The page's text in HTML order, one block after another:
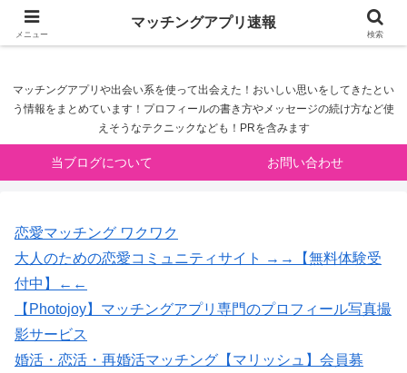
マッチングアプリ速報
マッチングアプリや出会い系を使って出会えた！おいしい思いをしてきたとい
う情報をまとめています！プロフィールの書き方やメッセージの続け方など使
えそうなテクニックなども！PRを含みます
当ブログについて お問い合わせ
恋愛マッチング ワクワク
大人のための恋愛コミュニティサイト →→【無料体験受
付中】←←
【Photojoy】マッチングアプリ専門のプロフィール写真撮
影サービス
婚活・恋活・再婚活マッチング【マリッシュ】会員募
メニュー
マッチングアプリ速報
検索